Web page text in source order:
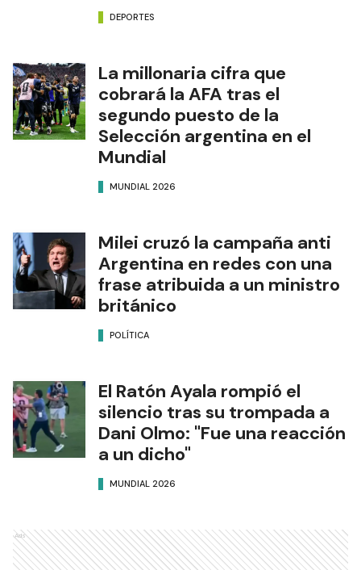
DEPORTES
La millonaria cifra que
cobrará la AFA tras el
segundo puesto de la
Selección argentina en el
Mundial
MUNDIAL 2026
Milei cruzó la campaña anti
Argentina en redes con una
frase atribuida a un ministro
británico
POLÍTICA
El Ratón Ayala rompió el
silencio tras su trompada a
Dani Olmo: "Fue una reacción
a un dicho"
MUNDIAL 2026
Ads